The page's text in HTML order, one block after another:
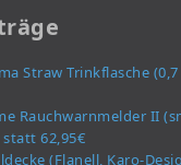
Straw Trinkflasche
Rauchwarnmelder II
62,95€
(Flanell, Karo-